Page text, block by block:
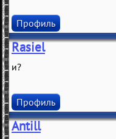
Профиль
Rasiel
и?
Профиль
Antill